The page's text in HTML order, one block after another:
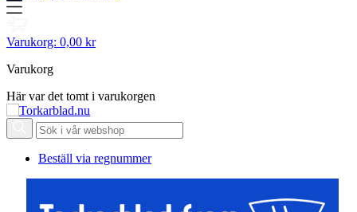
Varukorg: 0,00 kr
Varukorg
Här var det tomt i varukorgen
Beställ via regnummer